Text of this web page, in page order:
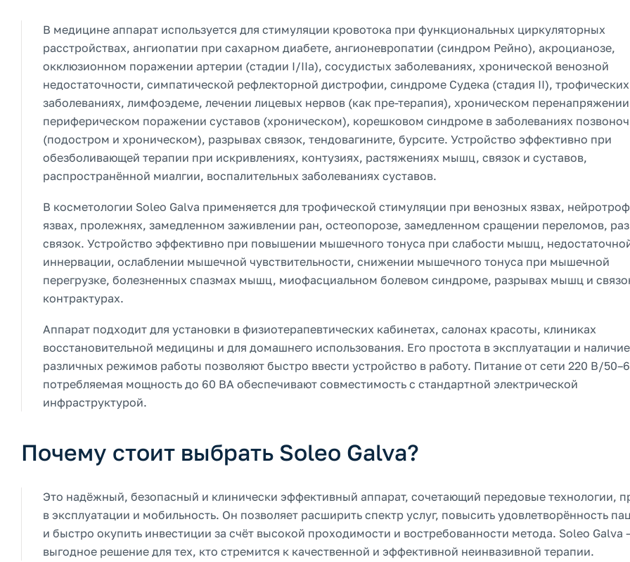
В медицине аппарат используется для стимуляции кровотока при функциональных циркуляторных
расстройствах, ангиопатии при сахарном диабете, ангионевропатии (синдром Рейно), акроцианозе,
окклюзионном поражении артерии (стадии I/IIa), сосудистых заболеваниях, хронической венозной
недостаточности, симпатической рефлекторной дистрофии, синдроме Судека (стадия II), трофических
заболеваниях, лимфоэдеме, лечении лицевых нервов (как пре-терапия), хроническом
периферическом поражении суставов (хроническом), корешковом синдроме в заболеваниях
(подостром и хроническом), разрывах связок, тендовагините, бурсите. Устройство эффективно при
обезболивающей терапии при искривлениях, контузиях, растяжениях мышц, связок и суставов,
распространённой миалгии, воспалительных заболеваниях суставов.
В косметологии Soleo Galva применяется для трофической стимуляции при венозных язвах,
язвах, пролежнях, замедленном заживлении ран, остеопорозе, замедленном сращении переломов,
связок. Устройство эффективно при повышении мышечного тонуса при слабости мышц,
иннервации, ослаблении мышечной чувствительности, снижении мышечного тонуса при мышечной
перегрузке, болезненных спазмах мышц, миофасциальном болевом синдроме, разрывах мышц и
контрактурах.
Аппарат подходит для установки в физиотерапевтических кабинетах, салонах красоты, клиниках
восстановительной медицины и для домашнего использования. Его простота в эксплуатации и наличие
различных режимов работы позволяют быстро ввести устройство в работу. Питание от сети 220 В/
потребляемая мощность до 60 ВА обеспечивают совместимость с стандартной электрической
инфраструктурой.
Почему стоит выбрать Soleo Galva?
Это надёжный, безопасный и клинически эффективный аппарат, сочетающий передовые технологии,
в эксплуатации и мобильность. Он позволяет расширить спектр услуг, повысить удовлетворённость
и быстро окупить инвестиции за счёт высокой проходимости и востребованности метода. Soleo Galva
выгодное решение для тех, кто стремится к качественной и эффективной неинвазивной терапии.